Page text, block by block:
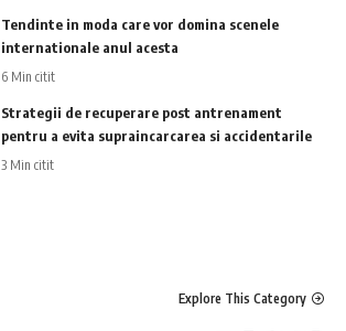
Tendinte in moda care vor domina scenele
internationale anul acesta
6 Min citit
Strategii de recuperare post antrenament
pentru a evita supraincarcarea si accidentarile
3 Min citit
Explore This Category